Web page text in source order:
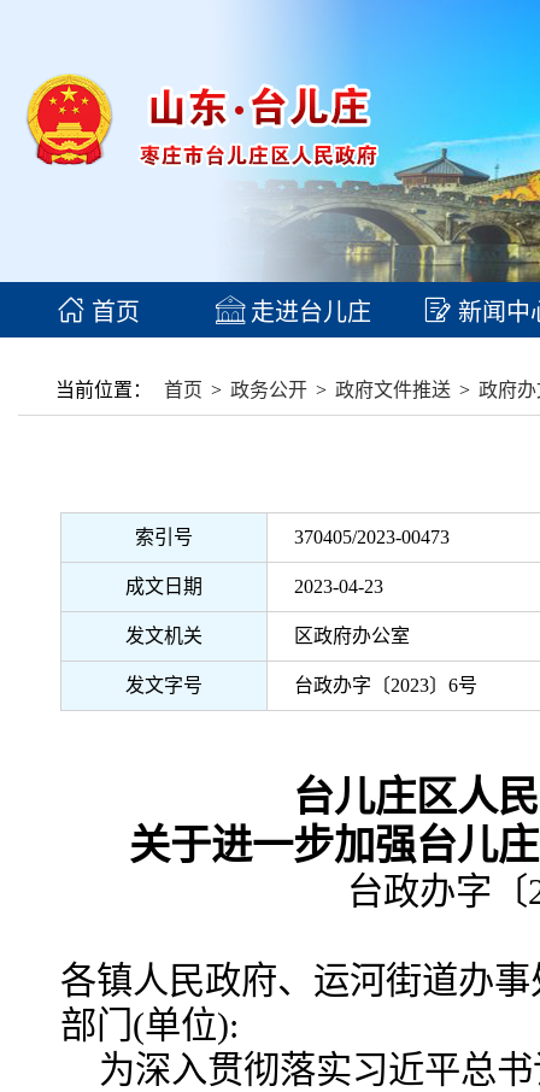
首页 走进台儿庄 新闻中
当前位置： 首页 > 政务公开 > 政府文件推送 > 政府
索引号 370405/2023-00473
成文日期 2023-04-23
发文机关 区政府办公室
发文字号 台政办字〔2023〕6号
台儿庄区人
关于进一步加强台儿
台政办字〔
各镇人民政府、运河街道办
部门(单位):
为深入贯彻落实习近平总